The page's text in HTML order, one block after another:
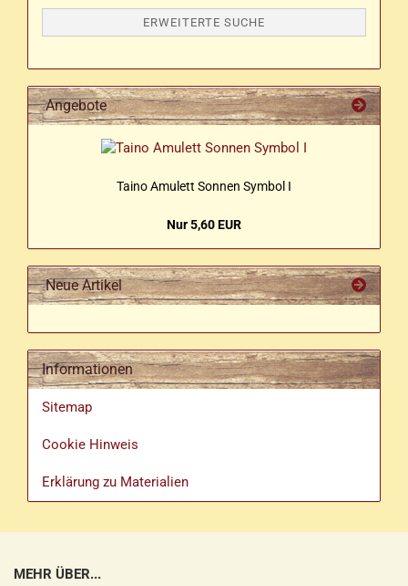
ERWEITERTE SUCHE
Angebote
Taino Amu­lett Son­nen Sym­bol I
Nur 5,60 EUR
Neue Artikel
Informationen
Sitemap
Cookie Hinweis
Erklärung zu Materialien
MEHR ÜBER...